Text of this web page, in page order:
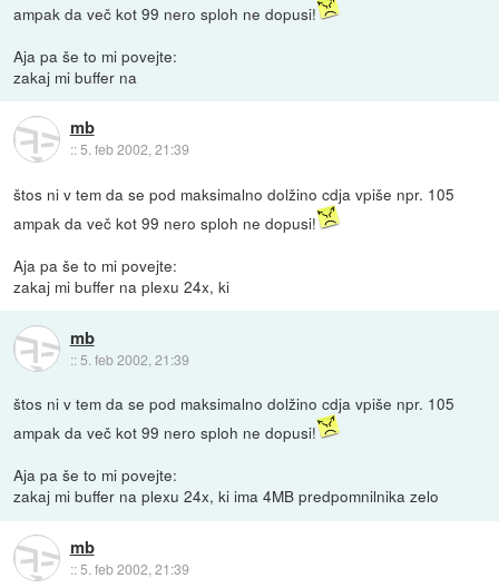
ampak da več kot 99 nero sploh ne dopusi!
Aja pa še to mi povejte:
zakaj mi buffer na
mb
::5. feb 2002, 21:39
štos ni v tem da se pod maksimalno dolžino cdja vpiše npr. 105
ampak da več kot 99 nero sploh ne dopusi!
Aja pa še to mi povejte:
zakaj mi buffer na plexu 24x, ki
mb
:: 5. feb 2002, 21:39
štos ni v tem da se pod maksimalno dolžino cdja vpiše npr. 105
ampak da več kot 99 nero sploh ne dopusi!
Aja pa še to mi povejte:
zakaj mi buffer na plexu 24x, ki ima 4MB predpomnilnika zelo
mb
::5. feb 2002, 21:39